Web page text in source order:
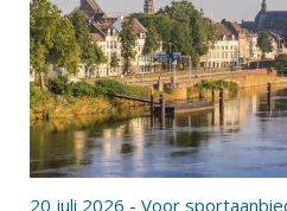
20 juli 2026 - Voor